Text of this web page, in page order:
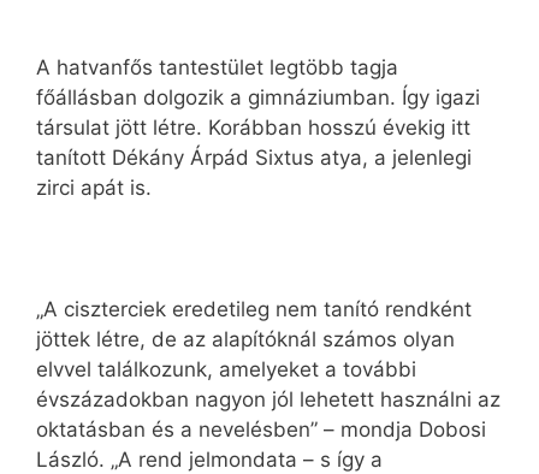
A hatvanfős tantestület legtöbb tagja
főállásban dolgozik a gimnáziumban. Így igazi
társulat jött létre. Korábban hosszú évekig itt
tanított Dékány Árpád Sixtus atya, a jelenlegi
zirci apát is.
„A ciszterciek eredetileg nem tanító rendként
jöttek létre, de az alapítóknál számos olyan
elvvel találkozunk, amelyeket a további
évszázadokban nagyon jól lehetett használni az
oktatásban és a nevelésben” – mondja Dobosi
László. „A rend jelmondata – s így a